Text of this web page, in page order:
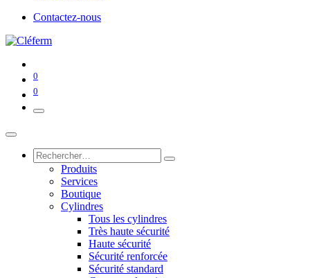
Contactez-nous
0
0
Produits
Services
Boutique
Cylindres
Tous les cylindres
Très haute sécurité
Haute sécurité
Sécurité renforcée
Sécurité standard